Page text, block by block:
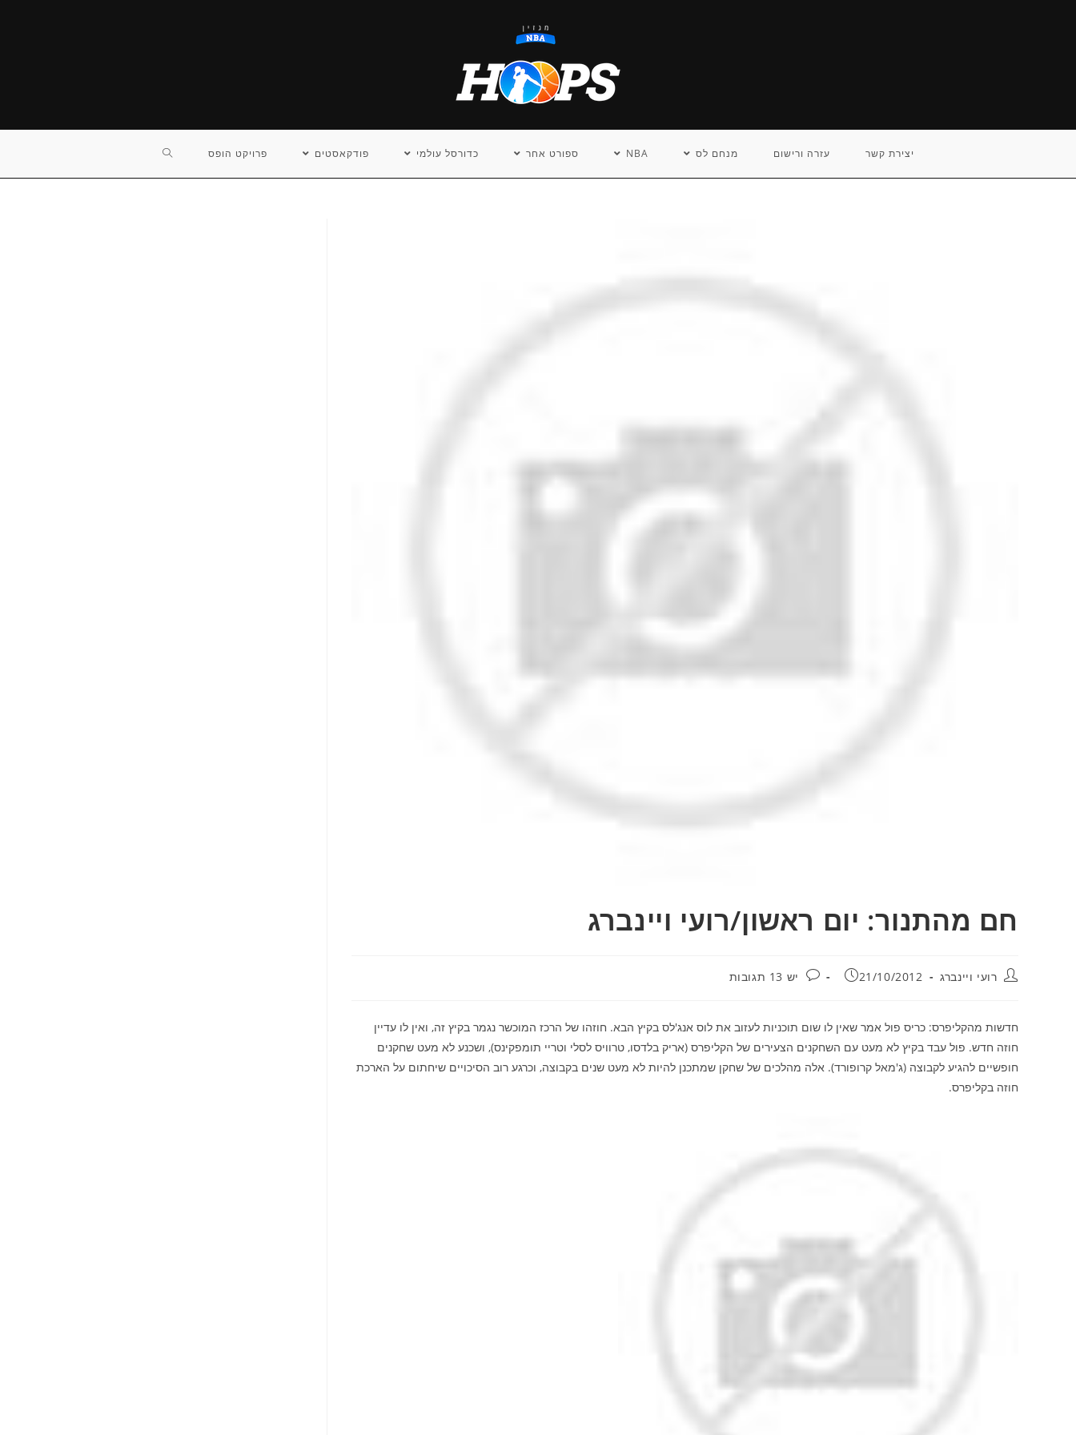
יצירת קשר עזרה ורישום מנחם לס NBA ספורט אחר כדורסל עולמי פודקאסטים פרויקט הופס TOGGLE
חם מהתנור: יום ראשון/רועי ויינברג
מחבר:
רועי ויינברג פורסם:
21/10/2012 תגובות:
יש 13 תגובות
חדשות מהקליפרס: כריס פול אמר שאין לו שום תוכניות לעזוב את לוס אנג'לס בקיץ הבא. חוזהו של הרכז המוכשר נגמר בקיץ זה, ואין לו עדיין
חוזה חדש. פול עבד בקיץ לא מעט עם השחקנים הצעירים של הקליפרס (אריק בלדסו, טרוויס לסלי וטריי תומפקינס), ושכנע לא מעט שחקנים
חופשיים להגיע לקבוצה (ג'מאל קרופורד). אלה מהלכים של שחקן שמתכנן להיות לא מעט שנים בקבוצה, וכרגע רוב הסיכויים שיחתום על הארכת
חוזה בקליפרס.